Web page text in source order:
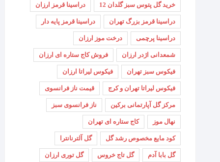
خرید گل پتوس سبز گلدان 12 دراسینا قرمز ارزان
دراسینا قرمز بزرگ تهران دراسینا قرمز پایه دار
دراسینا پرچمی درخت موز ارزان
شمعدانی اژدر ارزان فروش کاج ستاره ای ارزان
فیکوس سبز تهران فیکوس لیراتا ارزان
فیکوس لیراتا تهران و کرج قیمت ناز فرانسوی
مرکز گل آپارتمانی برکین ناز فرانسوی سبز
نهال موز کاج ستاره ای تهران
کود مایع مخصوص رشد گل گل آلترنانترا
گل بابا آدم گل تاج خروس گل توری ارزان